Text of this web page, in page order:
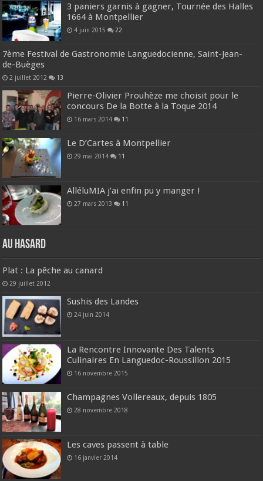
3 paniers garnis à gagner, Tournée des Halles
1664 à Montpellier
4 juin 2015 22
7ème Festival de Gastronomie Languedocienne, Saint-Jean-
de-Buèges
2 juillet 2012 13
Pierre-Olivier Prouhèze me choisit pour le
concours De la Botte à la Toque 2014
16 mars 2014 11
Le D’Cartes à Montpellier
29 mai 2014 11
AlléluMIA j’ai enfin pu y manger !
27 mars 2013 11
Au hasard
Plat : La pêche au canard
29 juillet 2012
Sushis des Landes
24 juin 2014
La Rencontre Innovante Des Talents
Culinaires En Languedoc-Roussillon 2015
16 novembre 2015
Champagnes Vollereaux, depuis 1805
28 novembre 2018
Les caves passent à table
16 janvier 2014